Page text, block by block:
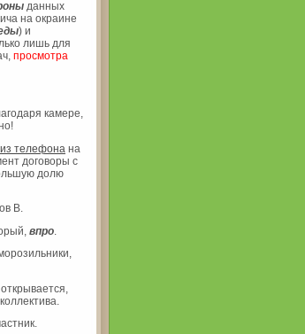
данных
на окраине
) и
лишь для
просмотра
камере,
телефона на
договоры с
долю
В.
впро
открывается,